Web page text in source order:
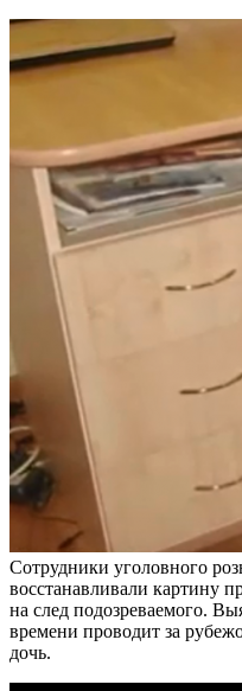
Сотрудники уголовного
восстанавливали картину
на след подозреваемого.
времени проводит за
дочь.